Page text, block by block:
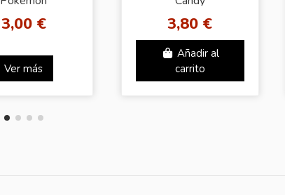
3,00 €
Ver más
3,80 €
Añadir al
carrito